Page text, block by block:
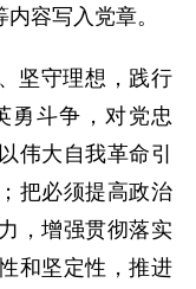
容写入党章。
坚守理想，践行
勇斗争，对党忠
伟大自我革命引
把必须提高政治
，增强贯彻落实
和坚定性，推进